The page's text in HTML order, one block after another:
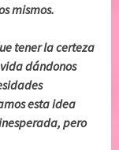
mismos.
tener la certeza
dándonos
esta idea
pero